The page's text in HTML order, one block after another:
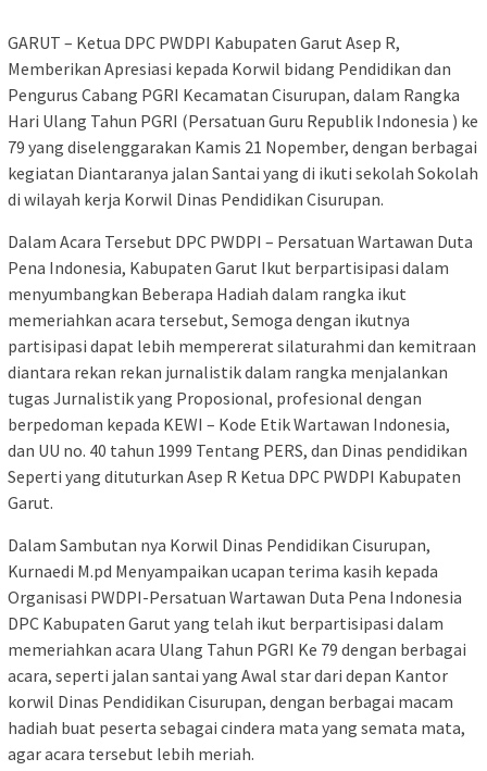
GARUT – Ketua DPC PWDPI Kabupaten Garut Asep R,
Memberikan Apresiasi kepada Korwil bidang Pendidikan dan
Pengurus Cabang PGRI Kecamatan Cisurupan, dalam Rangka
Hari Ulang Tahun PGRI (Persatuan Guru Republik Indonesia ) ke
79 yang diselenggarakan Kamis 21 Nopember, dengan berbagai
kegiatan Diantaranya jalan Santai yang di ikuti sekolah Sokolah
di wilayah kerja Korwil Dinas Pendidikan Cisurupan.
Dalam Acara Tersebut DPC PWDPI – Persatuan Wartawan Duta
Pena Indonesia, Kabupaten Garut Ikut berpartisipasi dalam
menyumbangkan Beberapa Hadiah dalam rangka ikut
memeriahkan acara tersebut, Semoga dengan ikutnya
partisipasi dapat lebih mempererat silaturahmi dan kemitraan
diantara rekan rekan jurnalistik dalam rangka menjalankan
tugas Jurnalistik yang Proposional, profesional dengan
berpedoman kepada KEWI – Kode Etik Wartawan Indonesia,
dan UU no. 40 tahun 1999 Tentang PERS, dan Dinas pendidikan
Seperti yang dituturkan Asep R Ketua DPC PWDPI Kabupaten
Garut.
Dalam Sambutan nya Korwil Dinas Pendidikan Cisurupan,
Kurnaedi M.pd Menyampaikan ucapan terima kasih kepada
Organisasi PWDPI-Persatuan Wartawan Duta Pena Indonesia
DPC Kabupaten Garut yang telah ikut berpartisipasi dalam
memeriahkan acara Ulang Tahun PGRI Ke 79 dengan berbagai
acara, seperti jalan santai yang Awal star dari depan Kantor
korwil Dinas Pendidikan Cisurupan, dengan berbagai macam
hadiah buat peserta sebagai cindera mata yang semata mata,
agar acara tersebut lebih meriah.